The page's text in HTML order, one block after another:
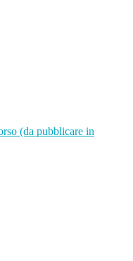
(da pubblicare in